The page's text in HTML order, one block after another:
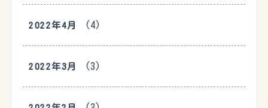
2022年4月 (4)
2022年3月 (3)